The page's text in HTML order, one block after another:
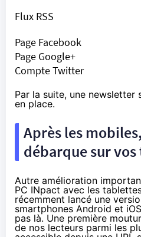
Flux RSS
Page Facebook
Page Google+
Compte Twitter
Par la suite, une newsletter
en place.
Après les
débarque sur
Autre amélioration
PC INpact avec les
récemment lancé une
smartphones Android et iOS
pas là. Une première
de nos lecteurs parmi les